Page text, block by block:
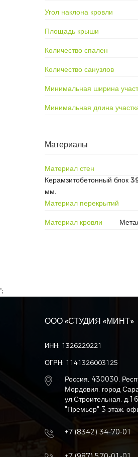
Угол наклона кровли
Площадь крыши
Количество спален
Количество санузлов
Минимальная ширина
Минимальная длина
Материалы
Материал стен
Керамзитобетонный блок
мм.
Материал перекрытий
Материал кровли
';
ООО «СТУДИЯ «МИНТ»
ИНН: 1326229221
ОГРН: 1141326003125
Россия, 430030,
Мордовия, город
ул.Строительная,
"Премьер" 3 этаж,
+7 (8342) 34-70-01